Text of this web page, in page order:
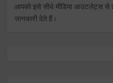
आपको इसे सीधे मीडिया आउटलेट्स से
जानकारी देते हैं।